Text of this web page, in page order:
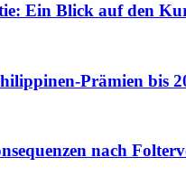
Ein Blick auf den
Prämien bis
nach